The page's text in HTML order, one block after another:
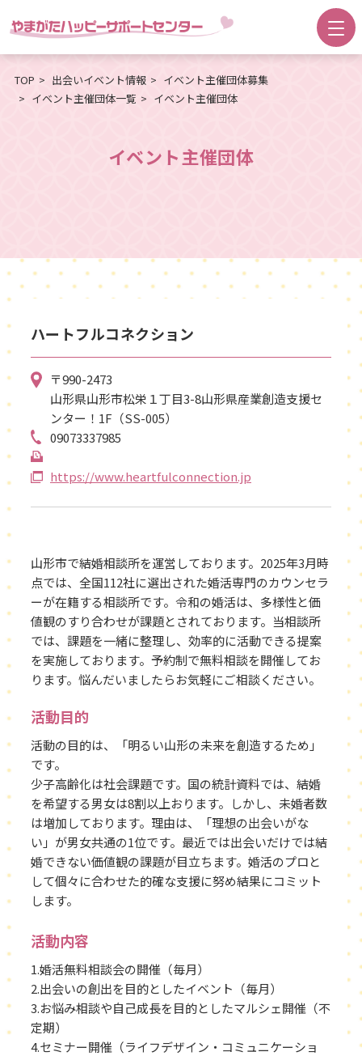
TOP 出会いイベント情報
イベント主催団体募集
イベント主催団体一覧
イベント主催団体
イベント主催団体
ハートフルコネクション
〒990-2473
山形県山形市松栄１丁目3-8山形県産業創造支援セ
ンター！1F（SS-005）
09073337985
https://www.heartfulconnection.jp
山形市で結婚相談所を運営しております。2025年3月時
点では、全国112社に選出された婚活専門のカウンセラ
ーが在籍する相談所です。令和の婚活は、多様性と価
値観のすり合わせが課題とされております。当相談所
では、課題を一緒に整理し、効率的に活動できる提案
を実施しております。予約制で無料相談を開催してお
ります。悩んだいましたらお気軽にご相談ください。
活動目的
活動の目的は、「明るい山形の未来を創造するため」
です。
少子高齢化は社会課題です。国の統計資料では、結婚
を希望する男女は8割以上おります。しかし、未婚者数
は増加しております。理由は、「理想の出会いがな
い」が男女共通の1位です。最近では出会いだけでは結
婚できない価値観の課題が目立ちます。婚活のプロと
して個々に合わせた的確な支援に努め結果にコミット
します。
活動内容
1.婚活無料相談会の開催（毎月）
2.出会いの創出を目的としたイベント（毎月）
3.お悩み相談や自己成長を目的としたマルシェ開催（不
定期）
4.セミナー開催（ライフデザイン・コミュニケーショ